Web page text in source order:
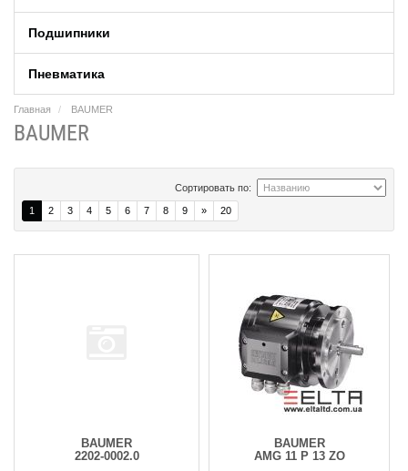
Подшипники
Пневматика
Главная BAUMER
BAUMER
Сортировать по:
1 2 3 4 5 6 7 8 9 » 20
BAUMER
2202-0002.0
BAUMER
AMG 11 P 13 ZO